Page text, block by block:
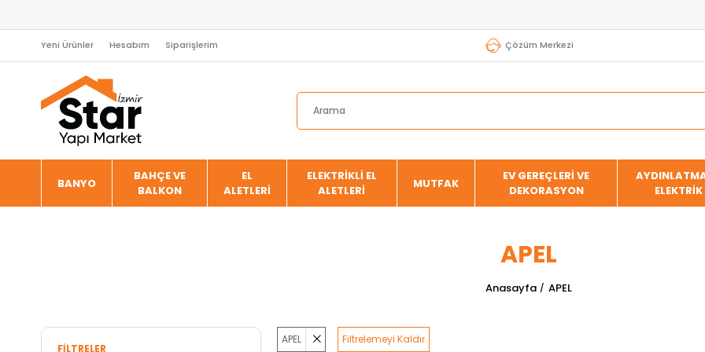
Yeni Ürünler Hesabım Siparişlerim Çözüm Merkezi
BANYO
BAHÇE VE
BALKON
EL
ALETLERİ
ELEKTRİKLİ EL
ALETLERİ
MUTFAK
EV GEREÇLERİ VE
DEKORASYON
ELEKTRİK
APEL
Anasayfa APEL
FILTRELER
APEL Filtrelemeyi Kaldır